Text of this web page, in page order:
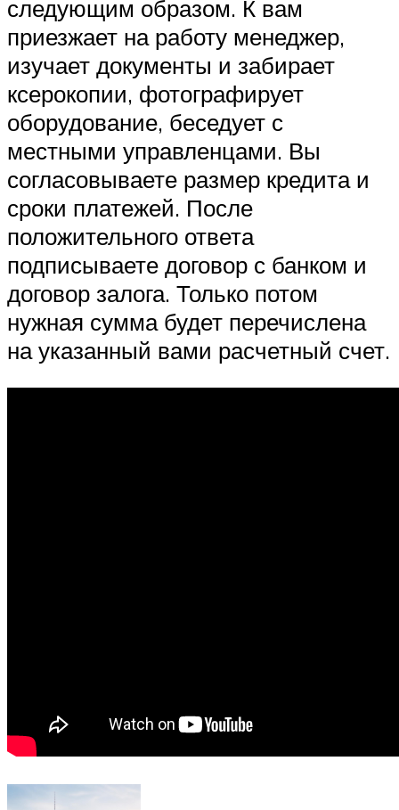
следующим образом. К вам
приезжает на работу менеджер,
изучает документы и забирает
ксерокопии, фотографирует
оборудование, беседует с
местными управленцами. Вы
согласовываете размер кредита и
сроки платежей. После
положительного ответа
подписываете договор с банком и
договор залога. Только потом
нужная сумма будет перечислена
на указанный вами расчетный счет.